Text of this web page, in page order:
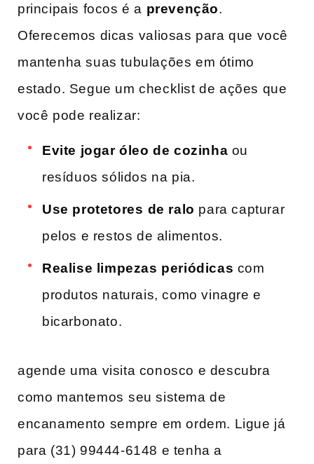
principais focos é ‍a prevenção.
Oferecemos dicas⁢ valiosas para que você ​
mantenha suas tubulações em ótimo
estado. Segue um checklist de ações que
você pode realizar:
Evite jogar óleo de cozinha ou
resíduos sólidos na pia.
Use protetores⁣ de ralo para​ capturar
pelos e restos de alimentos.
Realise limpezas periódicas com
produtos naturais, como vinagre e⁣
bicarbonato.
agende uma visita conosco e descubra
como mantemos ⁤seu sistema de​
encanamento⁢ sempre⁢ em ordem. ‍Ligue já
para (31) 99444-6148 e tenha a